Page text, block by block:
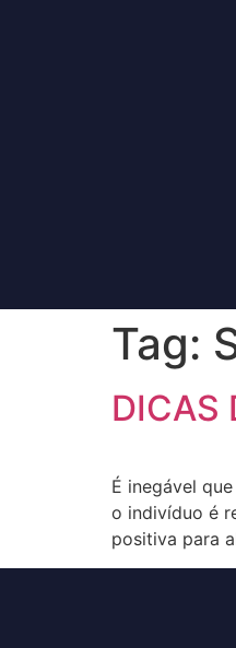
Tag:
DICAS
É inegável
o indivíduo é
positiva para